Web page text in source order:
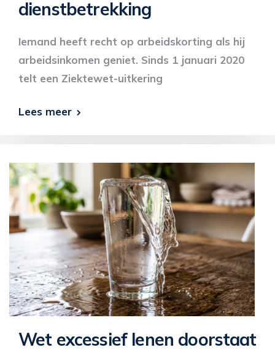
dienstbetrekking
Iemand heeft recht op arbeidskorting als hij
arbeidsinkomen geniet. Sinds 1 januari 2020
telt een Ziektewet-uitkering
Lees meer
Wet excessief lenen doorstaat